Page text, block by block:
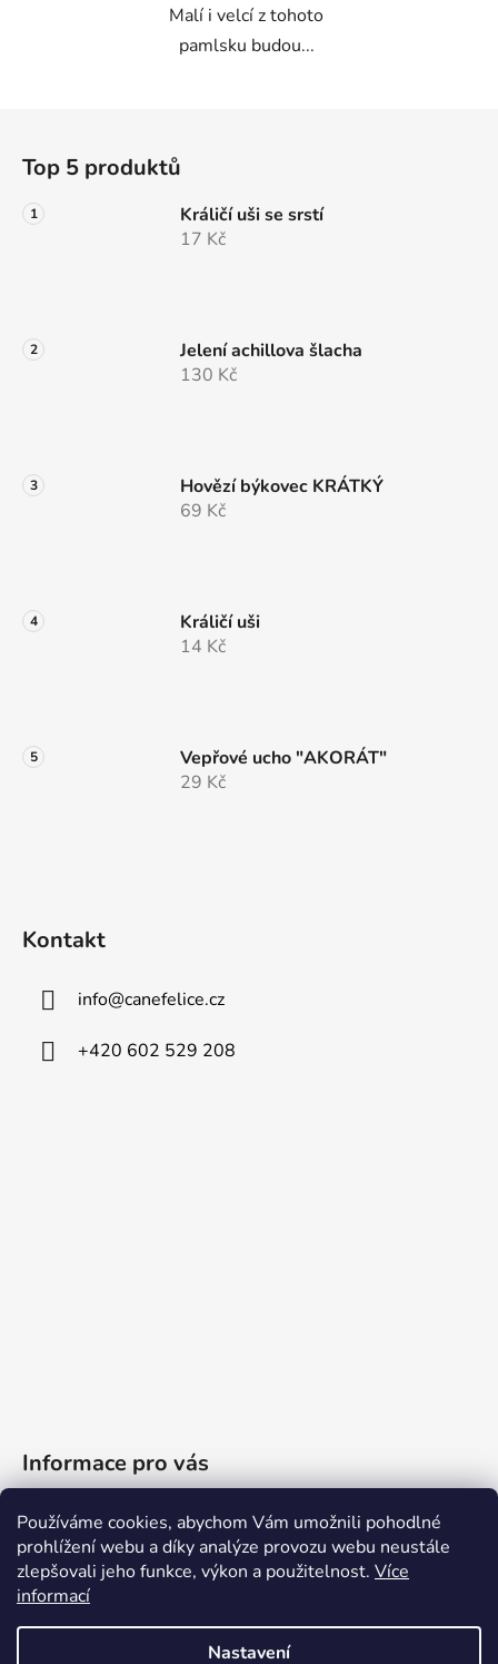
Používáme cookies, abychom Vám umožnili pohodlné
prohlížení webu a díky analýze provozu webu neustále
zlepšovali jeho funkce, výkon a použitelnost. Více
informací
Nastavení
Malí i velcí z tohoto
pamlsku budou...
Top 5 produktů
Králičí uši se srstí
17 Kč
Jelení achillova šlacha
130 Kč
Hovězí býkovec KRÁTKÝ
69 Kč
Králičí uši
14 Kč
Vepřové ucho "AKORÁT"
29 Kč
Kontakt
info@canefelice.cz
+420 602 529 208
Informace pro vás
Obchodní podmínky
Podmínky ochrany osobních údajů
Reklamační řád